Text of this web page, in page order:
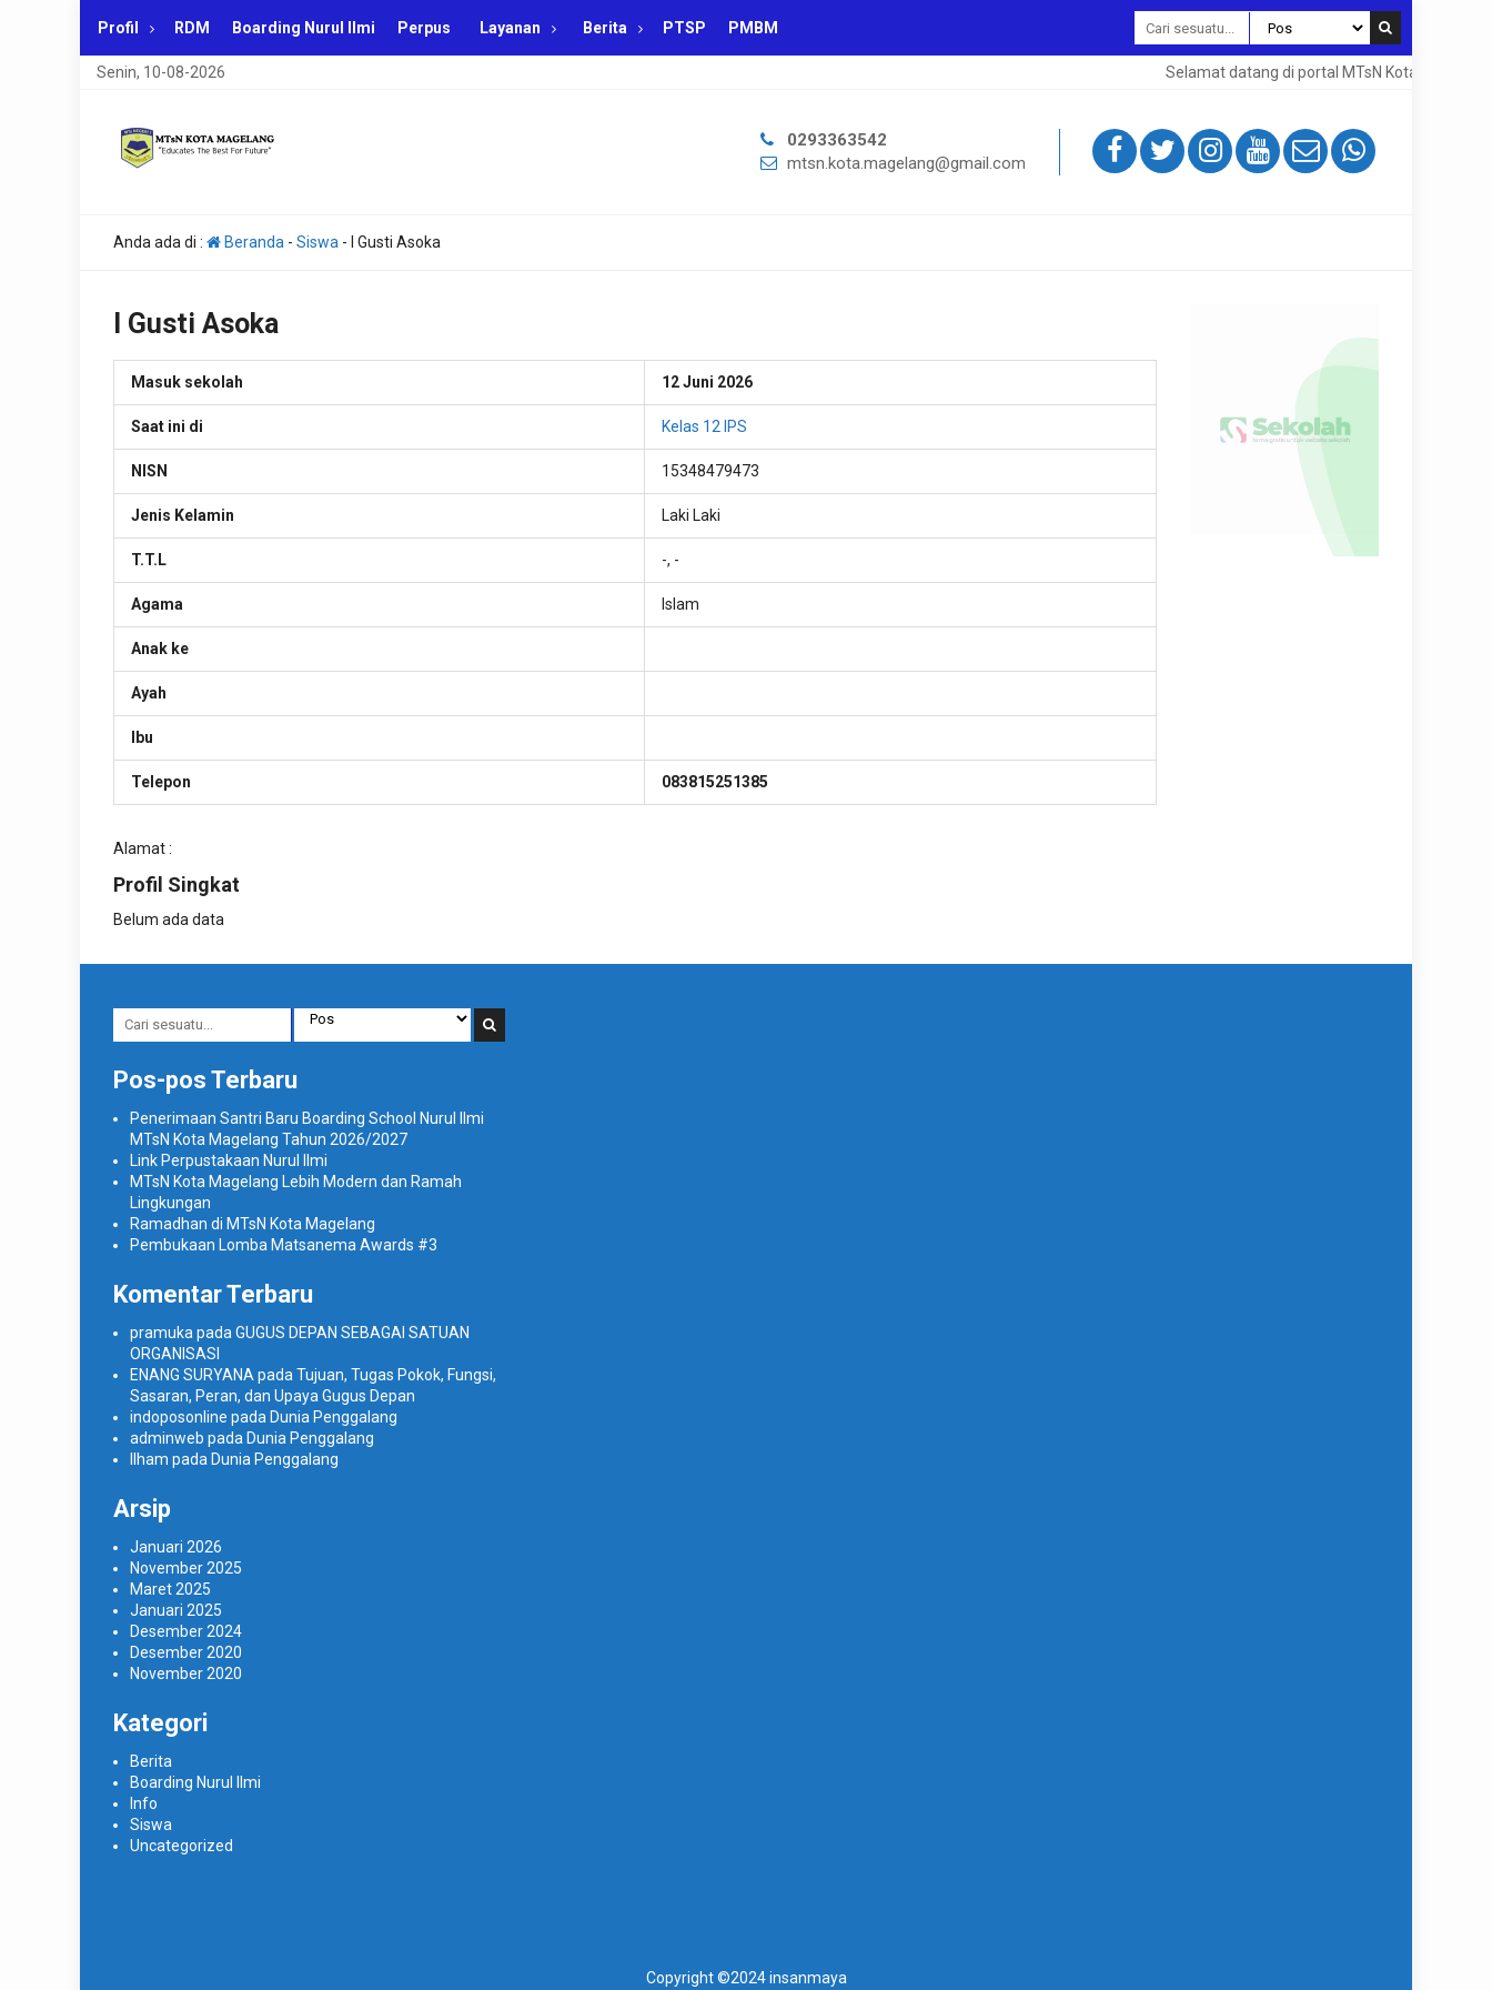
Profil RDM Boarding Nurul Ilmi Perpus Layanan Berita PTSP PMBM
Senin, 10-08-2026 Selamat datang di portal MTsN Kota
0293363542
mtsn.kota.magelang@gmail.com
Anda ada di : Beranda - Siswa - I Gusti Asoka
I Gusti Asoka
Masuk sekolah 12 Juni 2026
Saat ini di Kelas 12 IPS
NISN 15348479473
Jenis Kelamin Laki Laki
T.T.L -, -
Agama Islam
Anak ke
Ayah
Ibu
Telepon 083815251385
Alamat :
Profil Singkat
Belum ada data
Pos-pos Terbaru
Penerimaan Santri Baru Boarding School Nurul Ilmi
MTsN Kota Magelang Tahun 2026/2027
Link Perpustakaan Nurul Ilmi
MTsN Kota Magelang Lebih Modern dan Ramah
Lingkungan
Ramadhan di MTsN Kota Magelang
Pembukaan Lomba Matsanema Awards #3
Komentar Terbaru
pramuka pada GUGUS DEPAN SEBAGAI SATUAN
ORGANISASI
ENANG SURYANA pada Tujuan, Tugas Pokok, Fungsi,
Sasaran, Peran, dan Upaya Gugus Depan
indoposonline pada Dunia Penggalang
adminweb pada Dunia Penggalang
Ilham pada Dunia Penggalang
Arsip
Januari 2026
November 2025
Maret 2025
Januari 2025
Desember 2024
Desember 2020
November 2020
Kategori
Berita
Boarding Nurul Ilmi
Info
Siswa
Uncategorized
Copyright ©2024 insanmaya